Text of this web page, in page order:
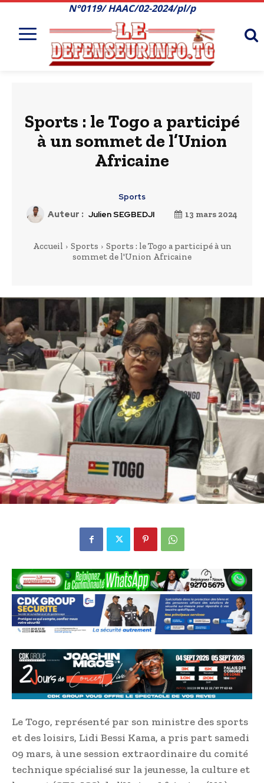
N°0119/ HAAC/02-2024/pl/p
Sports : le Togo a participé
à un sommet de l’Union
Africaine
Sports
Auteur : Julien SEGBEDJI 13 mars 2024
Accueil Sports
Sports : le Togo a participé à un
sommet de l'Union Africaine
Le Togo, représenté par son ministre des sports
et des loisirs, Lidi Bessi Kama, a pris part samedi
09 mars, à une session extraordinaire du comité
technique spécialisé sur la jeunesse, la culture et